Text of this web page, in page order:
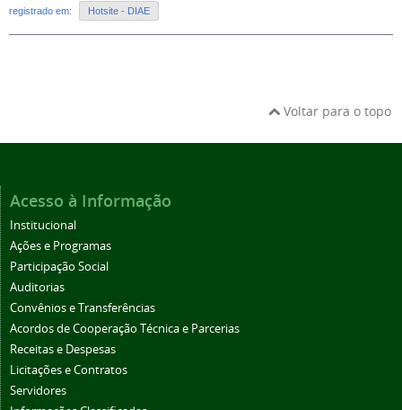
registrado em: Hotsite - DIAE
Voltar para o topo
Acesso à Informação
Institucional
Ações e Programas
Participação Social
Auditorias
Convênios e Transferências
Acordos de Cooperação Técnica e Parcerias
Receitas e Despesas
Licitações e Contratos
Servidores